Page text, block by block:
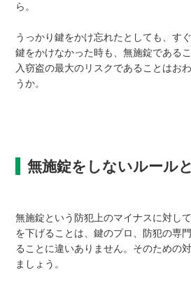
ら。
うっかり鍵をかけ忘れたとしても、す
鍵をかけなかった時も、無施錠である
入窃盗の最大のリスクであることはお
うか。
無施錠をしないルール
無施錠という防犯上のマイナスに対し
を下げることは、鍵のプロ、防犯の専
ることに違いありません。そのための
ましょう。